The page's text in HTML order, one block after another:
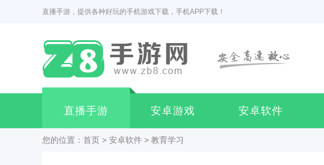
直播手游，提供各种好玩的手机游戏下载，手机APP下载！
直播手游 安卓游戏 安卓软件
您的位置： 首页 > 安卓软件 > 教育学习